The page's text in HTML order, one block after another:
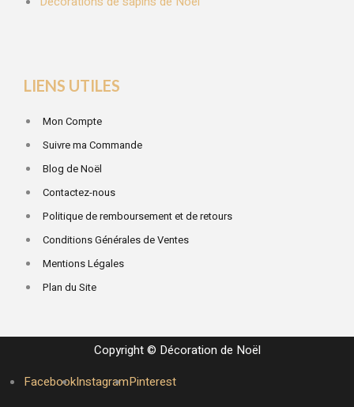
LIENS UTILES
Mon Compte
Suivre ma Commande
Blog de Noël
Contactez-nous
Politique de remboursement et de retours
Conditions Générales de Ventes
Mentions Légales
Plan du Site
Copyright © Décoration de Noël
FacebookInstagramPinterest